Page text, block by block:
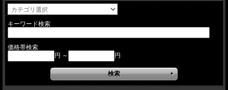
キーワード検索
価格帯検索
円 ～
円